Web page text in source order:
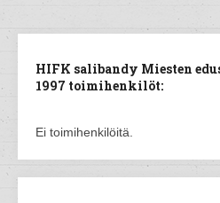
HIFK salibandy Miesten
1997 toimihenkilöt:
Ei toimihenkilöitä.